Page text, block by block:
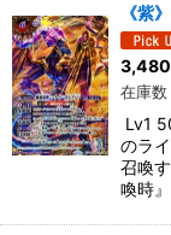
《紫》
3,480
在庫
Lv1
のラ
召喚
喚時